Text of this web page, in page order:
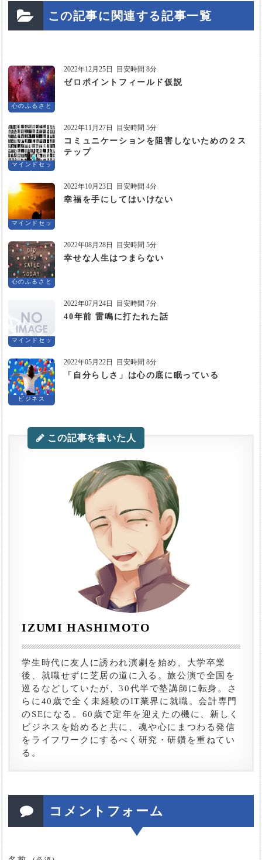
この記事に関連する記事一覧
心のふるさと
2022年12月25日 目安時間 8分
ゼロポイントフィールド仮説
マインドセッ
ト
2022年11月27日 目安時間 5分
コミュニケーションを阻害しないための２ス
テップ
マインドセッ
ト
2022年10月23日 目安時間 4分
幸福を手にしてはいけない
心のふるさと
2022年08月28日 目安時間 5分
幸せな人生はつまらない
マインドセッ
ト
2022年07月24日 目安時間 7分
40年前 雷鳴に打たれた話
ビジネス
2022年05月22日 目安時間 8分
「自分らしさ」は心の底に眠っている
この記事を書いた人
IZUMI HASHIMOTO
学生時代に友人に誘われ演劇を始め、大学卒業
後、就職せずに芝居の道に入る。旅公演で全国を
巡るなどしていたが、30代半で塾講師に転身。さ
らに40歳で全く未経験のIT業界に就職。会計専門
のSEになる。60歳で定年を迎えたの機に、新しく
ビジネスを始めると共に、魂や心にまつわる発信
をライフワークにするべく研究・研鑽を重ねてい
る。
コメントフォーム